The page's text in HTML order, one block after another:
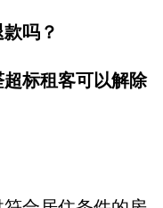
吗？
标租客可以解除